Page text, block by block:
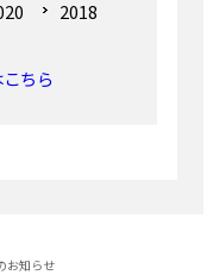
2018
ちら
お知らせ